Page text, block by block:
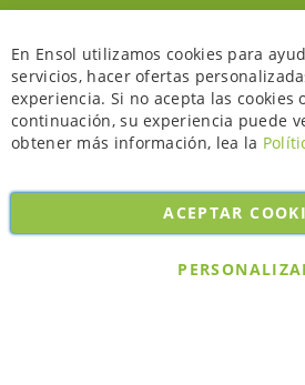
Copyright © 2026. All rights reserved.
En Ensol utilizamos cookies para
servicios, hacer ofertas
experiencia. Si no acepta las cookies
continuación, su experiencia puede
obtener más información, lea la
ACEPTAR